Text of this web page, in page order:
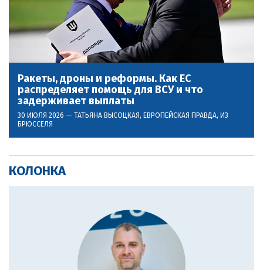
Ракеты, дроны и реформы. Как ЕС
распределяет помощь для ВСУ и что
задерживает выплаты
30 ИЮЛЯ 2026 — ТАТЬЯНА ВЫСОЦКАЯ , ЕВРОПЕЙСКАЯ ПРАВДА, ИЗ
БРЮССЕЛЯ
КОЛОНКА